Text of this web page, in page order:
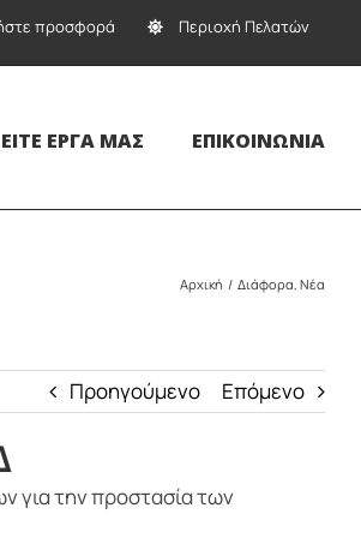
προσφορά Περιοχή Πελατών
ΈΡΓΑ ΜΑΣ ΕΠΙΚΟΙΝΩΝΊΑ
Αρχική Διάφορα Νέα
Προηγούμενο Επόμενο
για την προστασία των